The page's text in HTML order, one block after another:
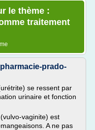
le thème :
traitement
prado-
se ressent par
urinaire et fonction
vaginite) est
A ne pas